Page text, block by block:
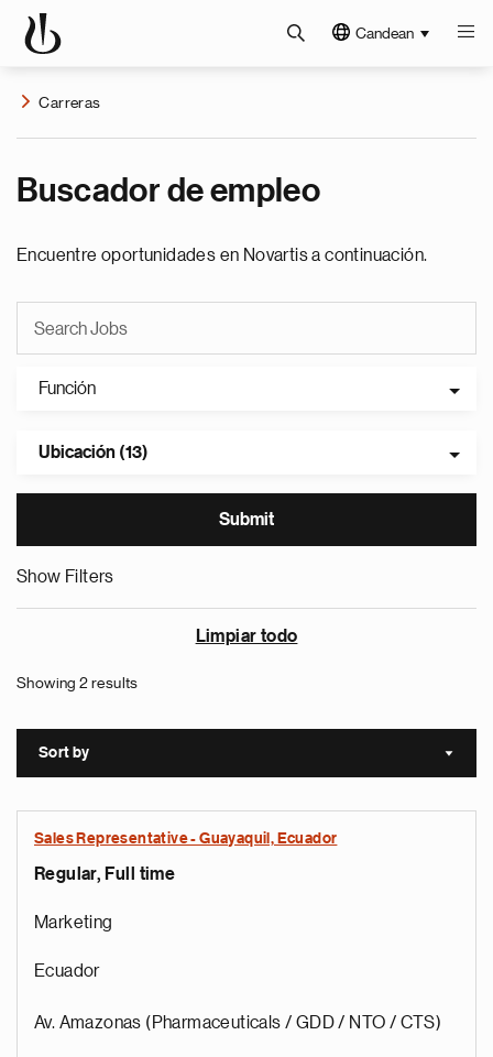
Candean
Carreras
Buscador de empleo
Encuentre oportunidades en Novartis a continuación.
Función
Ubicación (13)
Show Filters
Limpiar todo
Showing 2 results
Sort by Sort
Sales Representative - Guayaquil, Ecuador
Regular, Full time
Marketing
Ecuador
Av. Amazonas (Pharmaceuticals / GDD / NTO / CTS)